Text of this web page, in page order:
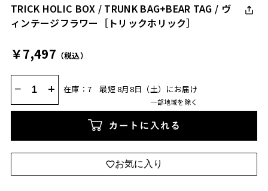
TRICK HOLIC BOX / TRUNK BAG+BEAR TAG / ヴ
ィンテージフラワー［トリックホリック］
￥7,497 （税込）
− + 在庫：7 最短 8月8日（土）にお届け
一部地域を除く
カートに入れる
お気に入り